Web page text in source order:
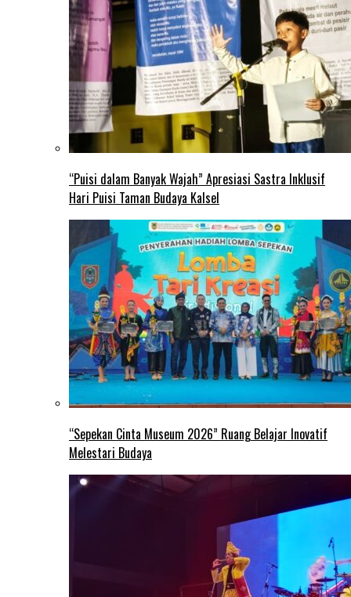
“Puisi dalam Banyak Wajah” Apresiasi Sastra Inklusif
Hari Puisi Taman Budaya Kalsel
“Sepekan Cinta Museum 2026” Ruang Belajar Inovatif
Melestari Budaya